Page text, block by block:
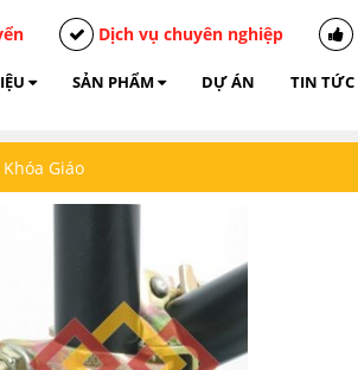
Dịch vụ chuyên nghiệp
SẢN PHẨM DỰ ÁN TIN TỨC
Khóa Giáo